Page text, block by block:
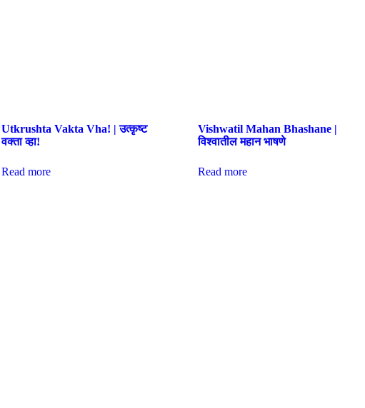
Utkrushta Vakta Vha! | उत्कृष्ट
वक्ता व्हा!
Read more
Vishwatil Mahan Bhashane |
विश्वातील महान भाषणे
Read more